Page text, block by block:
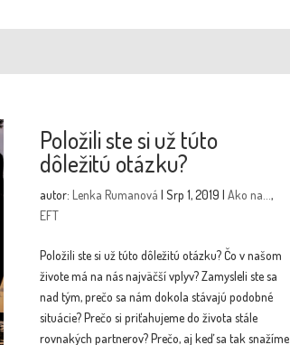
Položili ste si už túto
dôležitú otázku?
autor:Lenka Rumanová |Srp 1, 2019 |Ako na...,
EFT
Položili ste si už túto dôležitú otázku? Čo v našom
živote má na nás najväčší vplyv? Zamysleli ste sa
nad tým, prečo sa nám dokola stávajú podobné
situácie? Prečo si priťahujeme do života stále
rovnakých partnerov? Prečo, aj keď sa tak snažíme